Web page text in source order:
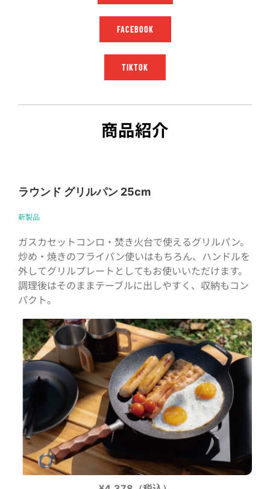
FACEBOOK
TIKTOK
商品紹介
ラウンド グリルパン 25cm
新製品
ガスカセットコンロ・焚き火台で使えるグリルパン。
炒め・焼きのフライパン使いはもちろん、ハンドルを
外してグリルプレートとしてもお使いいただけます。
調理後はそのままテーブルに出しやすく、収納もコン
パクト。